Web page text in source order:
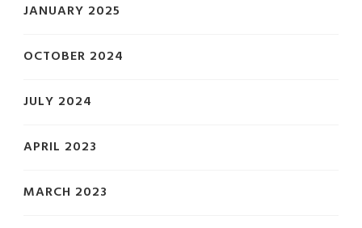
JANUARY 2025
OCTOBER 2024
JULY 2024
APRIL 2023
MARCH 2023